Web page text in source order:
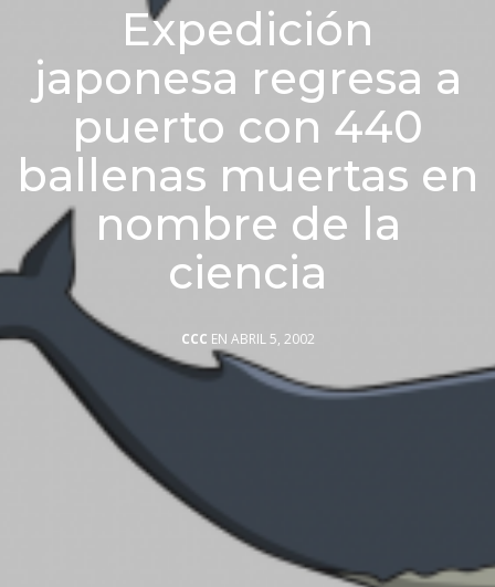
Expedición
japonesa regresa a
puerto con 440
ballenas muertas en
nombre de la
ciencia
CCC EN ABRIL 5, 2002